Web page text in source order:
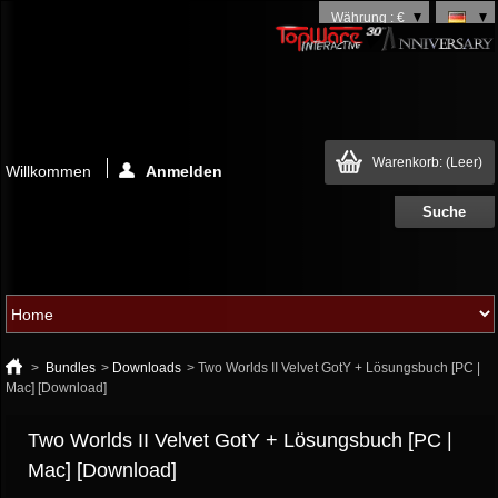
Währung : €
Warenkorb: (Leer)
Willkommen Anmelden
> Bundles > Downloads > Two Worlds II Velvet GotY + Lösungsbuch [PC |
Mac] [Download]
Two Worlds II Velvet GotY + Lösungsbuch [PC |
Mac] [Download]